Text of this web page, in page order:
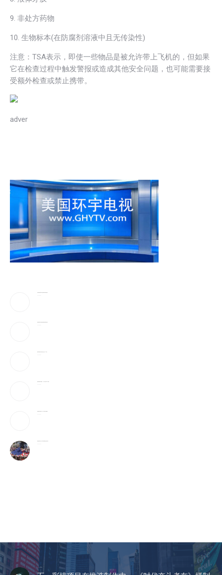
9. 非处方药物
10. 生物标本(在防腐剂溶液中且无传染性)
注意：TSA表示，即使一些物品是被允许带上飞机的，但如果
它在检查过程中触发警报或造成其他安全问题，也可能需要接
受额外检查或禁止携带。
adver